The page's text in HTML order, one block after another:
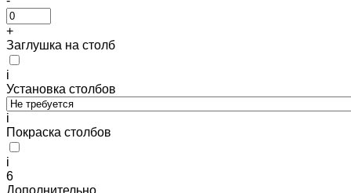
+
Заглушка на столб
i
Установка столбов
i
Покраска столбов
i
6